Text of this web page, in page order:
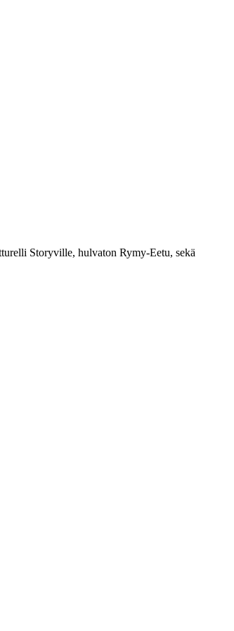
Storyville, hulvaton Rymy-Eetu, sekä